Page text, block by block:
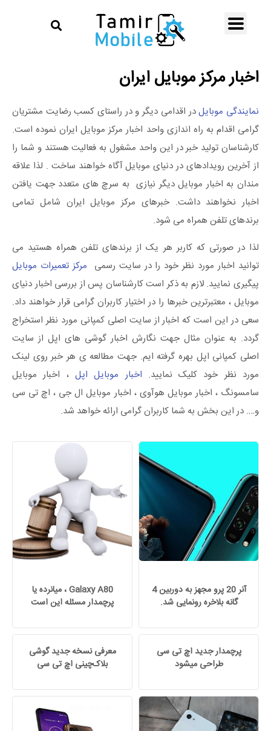
اخبار مرکز موبایل ایران
نمایندگی موبایلدر اقدامی دیگر و در راستای کسب رضایت مشتریان
گرامی اقدام به راه اندازی واحد اخبار مرکز موبایل ایران نموده است.
کارشناسان تولید خبر در این واحد مشغول به فعالیت هستند و شما را
از آخرین رویدادهای در دنیای موبایل آگاه خواهند ساخت . لذا علاقه
مندان به اخبار موبایل دیگر نیازی به سرچ های متعدد جهت یافتن
اخبار نخواهند داشت. خبرهای مرکز موبایل ایران شامل تمامی
برندهای تلفن همراه می شود.
لذا در صورتی که کاربر هر یک از برندهای تلفن همراه هستید می
توانید اخبار مورد نظر خود را در سایت رسمی مرکز تعمیرات موبایل
پیگیری نمایید. لازم به ذکر است کارشناسان پس از بررسی اخبار دنیای
موبایل ، معتبرترین خبرها را در اختیار کاربران گرامی قرار خواهند داد.
سعی در این است که اخبار از سایت اصلی کمپانی مورد نظر استخراج
گردد. به عنوان مثال جهت نگارش اخبار گوشی های اپل از سایت
اصلی کمپانی اپل بهره گرفته ایم. جهت مطالعه ی هر خبر روی لینک
مورد نظر خود کلیک نمایید. اخبار موبایل اپل ، اخبار موبایل
سامسونگ ، اخبار موبایل هوآوی ، اخبار موبایل ال جی ، اچ تی سی
و…. در این بخش به شما کاربران گرامی ارائه خواهد شد.
آنر 20 پرو مجهز به دوربین 4
گانه بلاخره رونمایی شد.
Galaxy A80 ، میانرده یا
پرچمدار مسئله این است
پرچمدار جدید اچ تی سی
طراحی میشود
معرفی نسخه‌ جدید گوشی
بلاک‌چینی اچ تی سی